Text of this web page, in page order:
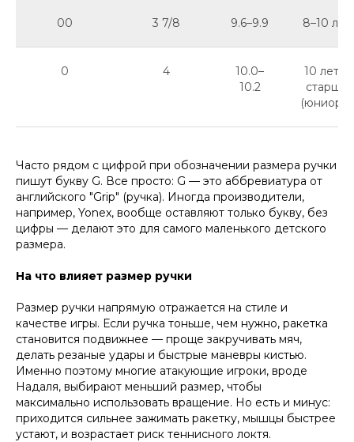
00 3 7/8 9.6–9.9 8–10 лет
0 4
10.0–
10.2
10 лет и
старше
(юниоры)
Часто рядом с цифрой при обозначении размера ручки
пишут букву G. Все просто: G — это аббревиатура от
английского "Grip" (ручка). Иногда производители,
например, Yonex, вообще оставляют только букву, без
цифры — делают это для самого маленького детского
размера.
На что влияет размер ручки
Размер ручки напрямую отражается на стиле и
качестве игры. Если ручка тоньше, чем нужно, ракетка
становится подвижнее — проще закручивать мяч,
делать резаные удары и быстрые маневры кистью.
Именно поэтому многие атакующие игроки, вроде
Надаля, выбирают меньший размер, чтобы
максимально использовать вращение. Но есть и минус:
приходится сильнее зажимать ракетку, мышцы быстрее
устают, и возрастает риск теннисного локтя.